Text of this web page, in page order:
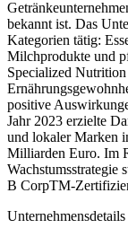
bekannt ist. Das
Kategorien tätig:
Milchprodukte und
Specialized
positive
Jahr 2023 erzielte
und lokaler Marken
Milliarden Euro. Im
Wachstumsstrategie
B CorpTM-
Unternehmensdetails